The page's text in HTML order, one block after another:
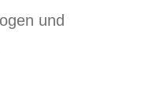
und